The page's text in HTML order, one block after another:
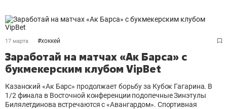
17 марта #хоккей
Заработай на матчах «Ак Барса» с
букмекерским клубом VipBet
Казанский «Ак Барс» продолжает борьбу за Кубок Гагарина. В
1/2 финала в Восточной конференции подопечные Зинэтулы
Билялетдинова встречаются с «Авангардом». Спортивная